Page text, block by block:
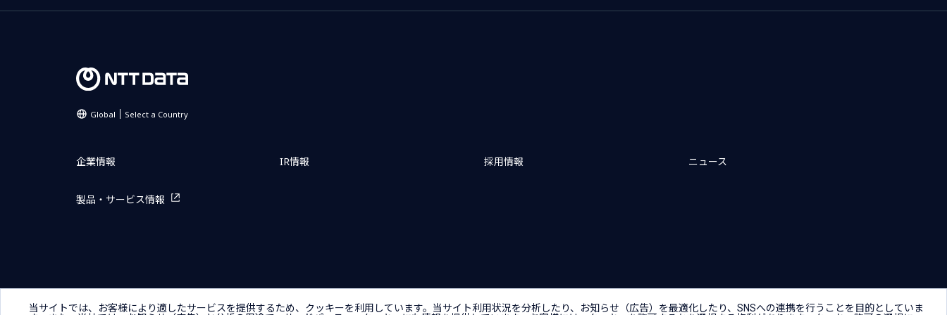
Global Select a Country
企業情報 IR情報 採用情報 ニュース
製品・サービス情報
当サイトでは、お客様により適したサービスを提供するため、クッキーを利用しています。当サイト利用状況を分析したり、お知らせ（広告）を最適化したり、SNSへの連携を行うことを目的としていま